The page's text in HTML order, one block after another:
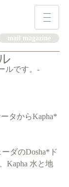
mail magazine
ルです。-
タからKapha*
ダのDosha*ド
Kapha 水と地